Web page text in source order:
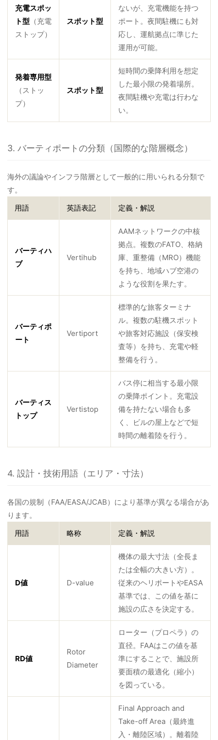
充電スポッ
ト型 （充電
ストップ）
スポット型
ないが、充電機能を持つ
ポート。夜間駐機にも対
応し、運航拠点に準じた
運用が可能。
発着専用型
（ストッ
プ）
スポット型
短時間の乗降利用を想定
した最小限の発着場所。
夜間駐機や充電は行わな
い。
3. バーティポートの分類（国際的な階層概念）
海外の議論やインフラ階層として一般的に用いられる分類で
す。
用語
英語表記 定義・解説
バーティハ
ブ
Vertihub
AAMネットワークの中核
拠点。複数のFATO、格納
庫、重整備（MRO）機能
を持ち、地域ハブ空港の
ような役割を果たす。
バーティポ
ート
Vertiport
標準的な旅客ターミナ
ル。複数の駐機スポット
や旅客対応施設（保安検
査等）を持ち、充電や軽
整備を行う。
バーティス
トップ
Vertistop
バス停に相当する最小限
の乗降ポイント。充電設
備を持たない場合も多
く、ビルの屋上などで短
時間の離着陸を行う。
4. 設計・技術用語（エリア・寸法）
各国の規制（FAA/EASA/JCAB）により基準が異なる場合があ
ります。
用語
略称 定義・解説
D値 D-value
機体の最大寸法（全長ま
たは全幅の大きい方）。
従来のヘリポートやEASA
基準では、この値を基に
施設の広さを決定する。
RD値
Rotor
Diameter
ローター（プロペラ）の
直径。FAAはこの値を基
準にすることで、施設所
要面積の最適化（縮小）
を図っている。
Final Approach and
Take-off Area（最終進
入・離陸区域）。離着陸